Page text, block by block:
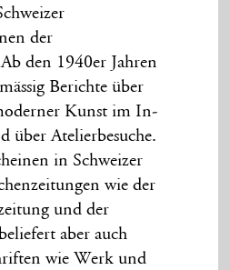
der
den 1940er Jahren
Berichte über
Kunst im In-
über Atelierbesuche.
in Schweizer
wie der
und der
aber auch
wie Werk und